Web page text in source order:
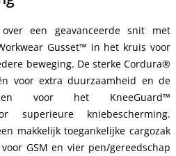
een geavanceerde snit met
Gusset™ in het kruis voor
beweging. De sterke Cordura®
voor extra duurzaamheid en de
voor het KneeGuard™
superieure kniebescherming.
makkelijk toegankelijke cargozak
GSM en vier pen/gereedschap